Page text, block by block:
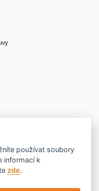
používat soubory
zde.